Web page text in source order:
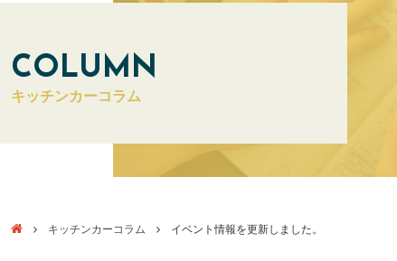
運営会社
キッチンカーグランプリ公式
COLUMN
キッチンカーコラム
キッチンカーコラム イベント情報を更新しました。